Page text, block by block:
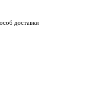
доставки